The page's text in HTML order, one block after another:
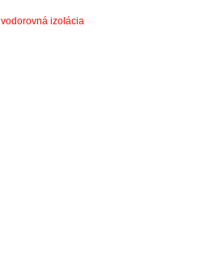
vodorovná izolácia